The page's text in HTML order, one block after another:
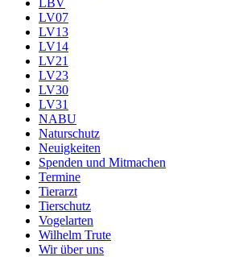
LV07
LV13
LV14
LV21
LV23
LV30
LV31
NABU
Naturschutz
Neuigkeiten
Spenden und Mitmachen
Termine
Tierarzt
Tierschutz
Vogelarten
Wilhelm Trute
Wir über uns